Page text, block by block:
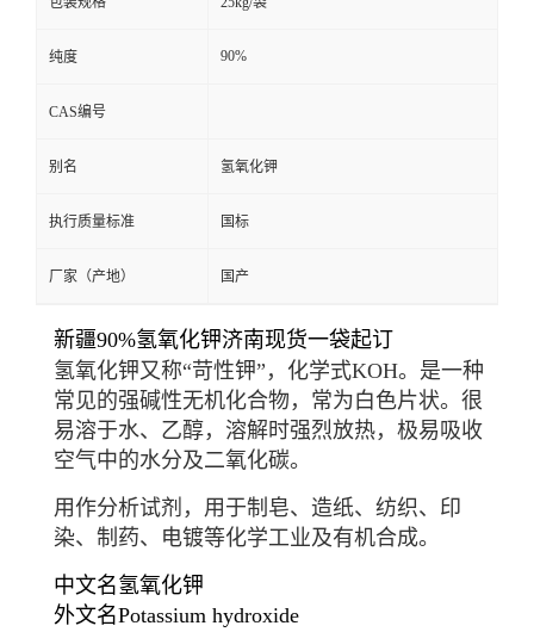
纯度 90%
CAS编号
别名 氢氧化钾
执行质量标准 国标
厂家（产地） 国产
新疆90%氢氧化钾济南现货一袋起订
氢氧化钾又称“苛性钾”，化学式KOH。是一种
常见的强碱性无机化合物，常为白色片状。很
易溶于水、 乙醇，溶解时强烈放热，极易吸收
空气中的水分及二氧化碳。
用作分析试剂，用于制皂、造纸、纺织、印
染、制药、电镀等化学工业及有机合成。
中文名氢氧化钾
外文名Potassium hydroxide